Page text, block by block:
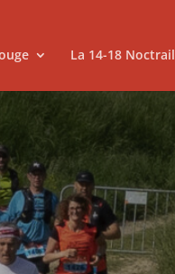
La 14-18 Noctrail